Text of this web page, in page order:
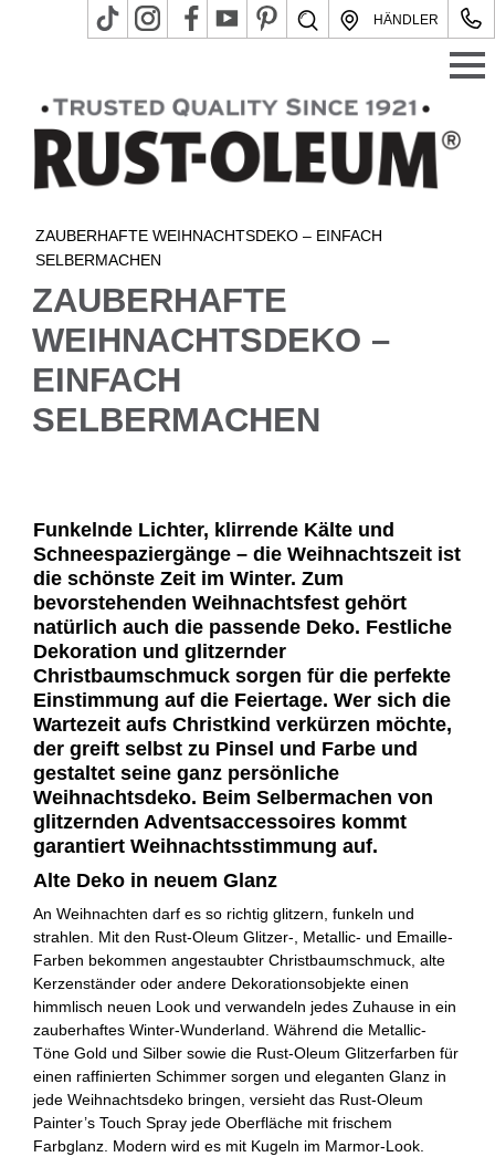
HÄNDLER
ZAUBERHAFTE WEIHNACHTSDEKO – EINFACH
SELBERMACHEN
ZAUBERHAFTE
WEIHNACHTSDEKO –
EINFACH
SELBERMACHEN
Funkelnde Lichter, klirrende Kälte und
Schneespaziergänge – die Weihnachtszeit ist
die schönste Zeit im Winter. Zum
bevorstehenden Weihnachtsfest gehört
natürlich auch die passende Deko. Festliche
Dekoration und glitzernder
Christbaumschmuck sorgen für die perfekte
Einstimmung auf die Feiertage. Wer sich die
Wartezeit aufs Christkind verkürzen möchte,
der greift selbst zu Pinsel und Farbe und
gestaltet seine ganz persönliche
Weihnachtsdeko. Beim Selbermachen von
glitzernden Adventsaccessoires kommt
garantiert Weihnachtsstimmung auf.
Alte Deko in neuem Glanz
An Weihnachten darf es so richtig glitzern, funkeln und
strahlen. Mit den Rust-Oleum Glitzer-, Metallic- und Emaille-
Farben bekommen angestaubter Christbaumschmuck, alte
Kerzenständer oder andere Dekorationsobjekte einen
himmlisch neuen Look und verwandeln jedes Zuhause in ein
zauberhaftes Winter-Wunderland. Während die Metallic-
Töne Gold und Silber sowie die Rust-Oleum Glitzerfarben für
einen raffinierten Schimmer sorgen und eleganten Glanz in
jede Weihnachtsdeko bringen, versieht das Rust-Oleum
Painter’s Touch Spray jede Oberfläche mit frischem
Farbglanz. Modern wird es mit Kugeln im Marmor-Look.